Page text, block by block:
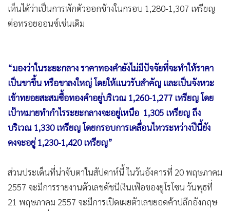
เห็นได้ว่าเป็นการพักตัวออกข้างในกรอบ 1,280-1,307 เหรียญ
ต่อทรอยออนซ์เช่นเดิม
“มองว่าในระยะกลาง ราคาทองคำยังไม่มีปัจจัยที่จะทำให้ราคา
เป็นขาขึ้น หรือขาลงใหญ่ โดยให้แนวรับสำคัญ และเป็นจังหวะ
เข้าทยอยสะสมซื้อทองคำอยู่บริเวณ 1,260-1,277 เหรียญ โดย
เป้าหมายทำกำไรระยะกลางจะอยู่เหนือ 1,305 เหรียญ ถึง
บริเวณ 1,330 เหรียญ โดยกรอบการเคลื่อนไหวระหว่างปีนี้ยัง
คงจะอยู่ 1,230-1,420 เหรียญ”
ส่วนประเด็นที่น่าจับตาในสัปดาห์นี้ ในวันอังคารที่ 20 พฤษภาคม
2557 จะมีการรายงานตัวเลขดัชนีเงินเฟ้อของยูโรโซน วันพุธที่
21 พฤษภาคม 2557 จะมีการเปิดเผยตัวเลขยอดค้าปลีกอังกฤษ